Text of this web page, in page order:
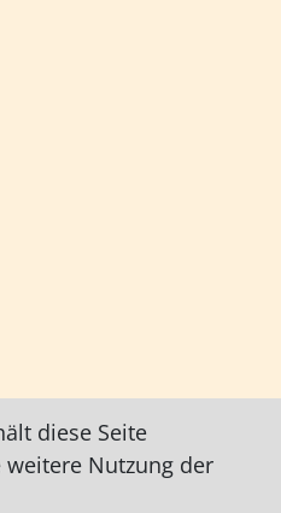
diese Seite
Nutzung der